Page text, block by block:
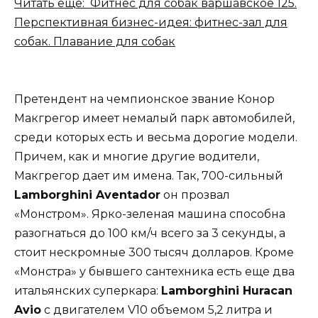
Читать еще: Фитнес для собак варшавское 125.
Перспективная бизнес-идея: фитнес-зал для
собак. Плавание для собак
Претендент на чемпионское звание Конор
Макгрегор имеет немалый парк автомобилей,
среди которых есть и весьма дорогие модели.
Причем, как и многие другие водители,
Макгрегор дает им имена. Так, 700-сильный
Lamborghini Aventador он прозвал
«Монстром». Ярко-зеленая машина способна
разогнаться до 100 км/ч всего за 3 секунды, а
стоит нескромные 300 тысяч долларов. Кроме
«Монстра» у бывшего сантехника есть еще два
итальянских суперкара: Lamborghini Huracan
Avio с двигателем V10 объемом 5,2 литра и